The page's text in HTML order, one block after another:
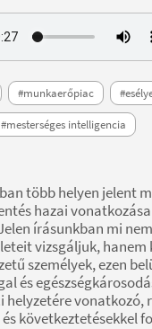
#munkaerőpiac
#mesterséges intelligencia
több helyen jelent
hazai
írásunkban mi
vizsgáljuk, hanem
személyek, ezen
és
helyzetére vonatkozó,
következtetésekkel